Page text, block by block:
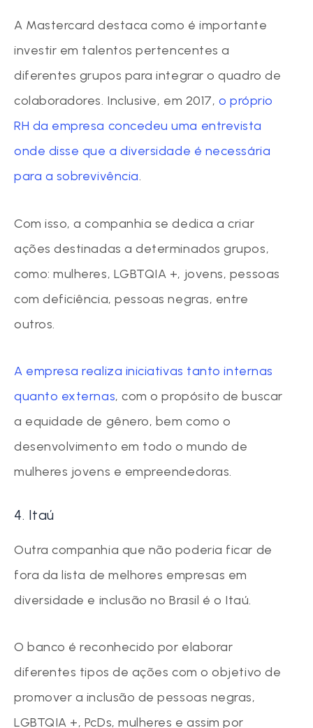
A Mastercard destaca como é importante
investir em talentos pertencentes a
diferentes grupos para integrar o quadro de
colaboradores. Inclusive, em 2017, o próprio
RH da empresa concedeu uma entrevista
onde disse que a diversidade é necessária
para a sobrevivência.
Com isso, a companhia se dedica a criar
ações destinadas a determinados grupos,
como: mulheres, LGBTQIA +, jovens, pessoas
com deficiência, pessoas negras, entre
outros.
A empresa realiza iniciativas tanto internas
quanto externas, com o propósito de buscar
a equidade de gênero, bem como o
desenvolvimento em todo o mundo de
mulheres jovens e empreendedoras.
4. Itaú
Outra companhia que não poderia ficar de
fora da lista de melhores empresas em
diversidade e inclusão no Brasil é o Itaú.
O banco é reconhecido por elaborar
diferentes tipos de ações com o objetivo de
promover a inclusão de pessoas negras,
LGBTQIA +, PcDs, mulheres e assim por